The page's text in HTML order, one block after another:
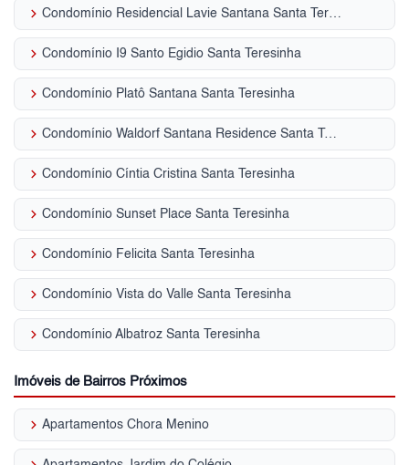
keyboard_arrow_right Condomínio Residencial Lavie Santana Santa Teresinha
keyboard_arrow_right Condomínio I9 Santo Egidio Santa Teresinha
keyboard_arrow_right Condomínio Platô Santana Santa Teresinha
keyboard_arrow_right Condomínio Waldorf Santana Residence Santa Teresinha
keyboard_arrow_right Condomínio Cíntia Cristina Santa Teresinha
keyboard_arrow_right Condomínio Sunset Place Santa Teresinha
keyboard_arrow_right Condomínio Felicita Santa Teresinha
keyboard_arrow_right Condomínio Vista do Valle Santa Teresinha
keyboard_arrow_right Condomínio Albatroz Santa Teresinha
Imóveis de Bairros Próximos
keyboard_arrow_right Apartamentos Chora Menino